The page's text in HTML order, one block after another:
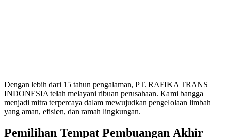
Dengan lebih dari 15 tahun pengalaman, PT. RAFIKA TRANS
INDONESIA telah melayani ribuan perusahaan. Kami bangga
menjadi mitra terpercaya dalam mewujudkan pengelolaan limbah
yang aman, efisien, dan ramah lingkungan.
Pemilihan Tempat Pembuangan Akhir